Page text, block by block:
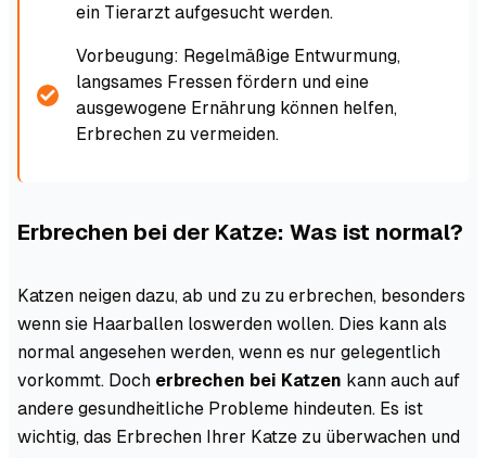
ein Tierarzt aufgesucht werden.
Vorbeugung: Regelmäßige Entwurmung,
langsames Fressen fördern und eine
ausgewogene Ernährung können helfen,
Erbrechen zu vermeiden.
Erbrechen bei der Katze: Was ist normal?
Katzen neigen dazu, ab und zu zu erbrechen, besonders
wenn sie Haarballen loswerden wollen. Dies kann als
normal angesehen werden, wenn es nur gelegentlich
vorkommt. Doch erbrechen bei Katzen kann auch auf
andere gesundheitliche Probleme hindeuten. Es ist
wichtig, das Erbrechen Ihrer Katze zu überwachen und